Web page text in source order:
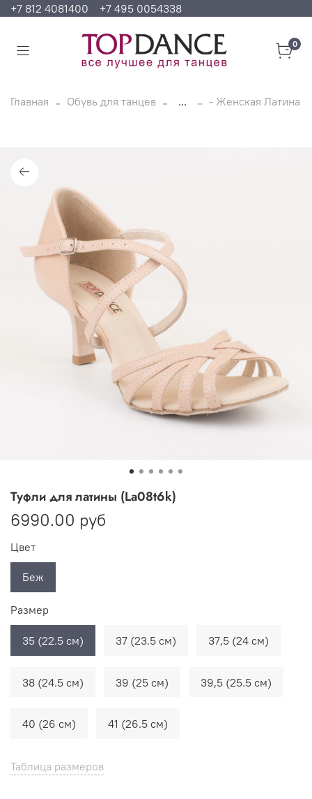
+7 812 4081400 +7 495 0054338
0
Главная Обувь для танцев ... - Женская Латина
Туфли для латины (La08t6k)
6990.00 руб
Таблица размеров
Цвет
Беж
Размер
35 (22.5 см) 37 (23.5 см) 37,5 (24 см)
38 (24.5 см) 39 (25 см) 39,5 (25.5 см)
40 (26 см) 41 (26.5 см)